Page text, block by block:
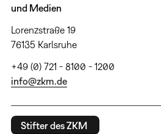
und Medien
Lorenzstraße 19
76135 Karlsruhe
+49 (0) 721 - 8100 - 1200
info@zkm.de
Stifter des ZKM